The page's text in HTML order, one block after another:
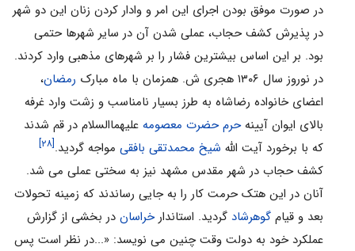
در صورت موفق بودن اجرای این امر و وادار کردن زنان این دو شهر
در پذیرش کشف حجاب، عملی شدن آن در سایر شهرها حتمی
بود. بر این اساس بیشترین فشار را بر شهرهای مذهبی وارد کردند.
در نوروز سال ۱۳۰۶ هجری ش. همزمان با ماه مبارک
رمضان،
اعضای خانواده رضاشاه به طرز بسیار نامناسب و زشت وارد غرفه
بالای ایوان آیینهحرم حضرت معصومهعلیهماالسلام در قم شدند
که با برخورد آیت الله شیخ محمدتقی بافقیمواجه گردید.[۲۸]
کشف حجاب در شهر مقدس مشهد نیز به سختی عملی می شد.
آنان در این هتک حرمت کار را به جایی رساندند که زمینه تحولات
بعد و قیام گوهرشاد گردید. استاندارخراساندر بخشی از گزارش
عملکرد خود به دولت وقت چنین می نویسد: «...در نظر است پس